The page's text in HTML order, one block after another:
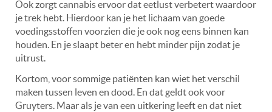
Ook zorgt cannabis ervoor dat eetlust verbetert waardoor
je trek hebt. Hierdoor kan je het lichaam van goede
voedingsstoffen voorzien die je ook nog eens binnen kan
houden. En je slaapt beter en hebt minder pijn zodat je
uitrust.
Kortom, voor sommige patiënten kan wiet het verschil
maken tussen leven en dood. En dat geldt ook voor
Gruyters. Maar als je van een uitkering leeft en dat niet